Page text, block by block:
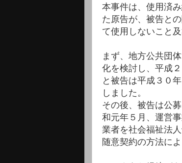
本事件は、使用済
た原告が、被告と
て使用しないこと
まず、地方公共団
化を検討し、平成
と被告は平成３０
しました。
その後、被告は公
和元年５月、運営
業者を社会福祉法
随意契約の方法に